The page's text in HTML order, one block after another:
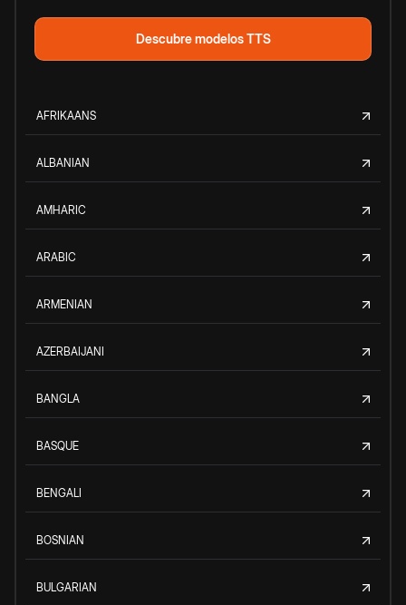
Descubre modelos TTS
AFRIKAANS
ALBANIAN
AMHARIC
ARABIC
ARMENIAN
AZERBAIJANI
BANGLA
BASQUE
BENGALI
BOSNIAN
BULGARIAN